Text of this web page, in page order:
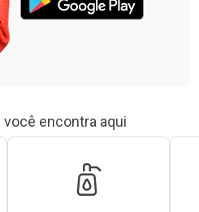
encontra aqui